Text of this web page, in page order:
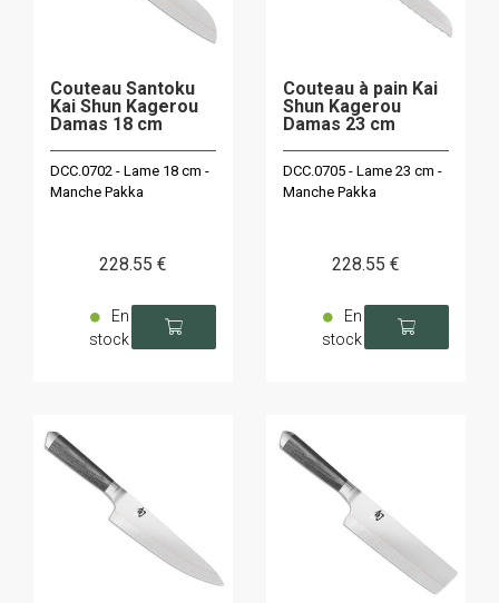
Couteau Santoku
Kai Shun Kagerou
Damas 18 cm
DCC.0702 - Lame 18 cm -
Manche Pakka
228.55 €
En
stock
Couteau à pain Kai
Shun Kagerou
Damas 23 cm
DCC.0705 - Lame 23 cm -
Manche Pakka
228.55 €
En
stock